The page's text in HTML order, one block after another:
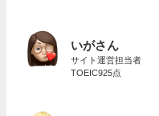
いがさん
サイト運営担当者
TOEIC925点